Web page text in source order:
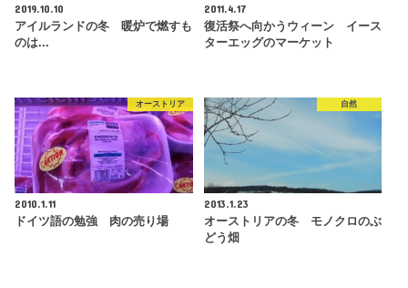
2019.10.10
アイルランドの冬 暖炉で燃すも
のは...
2011.4.17
復活祭へ向かうウィーン イース
ターエッグのマーケット
オーストリア
2010.1.11
ドイツ語の勉強 肉の売り場
自然
2013.1.23
オーストリアの冬 モノクロのぶ
どう畑